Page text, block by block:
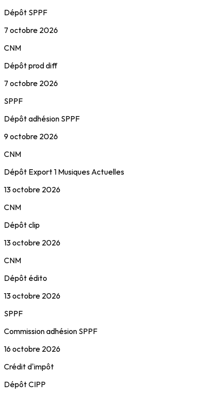
Dépôt SPPF
7 octobre 2026
CNM
Dépôt prod diff
7 octobre 2026
SPPF
Dépôt adhésion SPPF
9 octobre 2026
CNM
Dépôt Export 1 Musiques Actuelles
13 octobre 2026
CNM
Dépôt clip
13 octobre 2026
CNM
Dépôt édito
13 octobre 2026
SPPF
Commission adhésion SPPF
16 octobre 2026
Crédit d'impôt
Dépôt CIPP